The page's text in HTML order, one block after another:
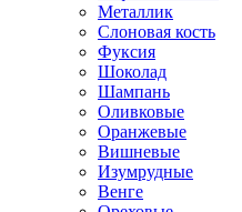
Металлик
Слоновая кость
Фуксия
Шоколад
Шампань
Оливковые
Оранжевые
Вишневые
Изумрудные
Венге